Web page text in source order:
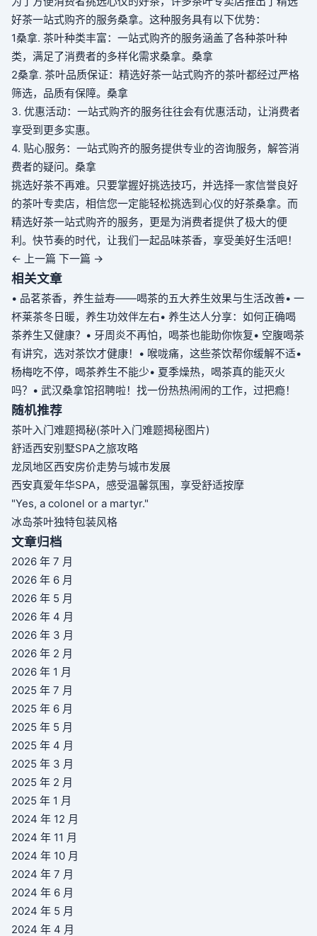
好茶一站式购齐的服务桑拿。这种服务具有以下优势：
1桑拿. 茶叶种类丰富：一站式购齐的服务涵盖了各种茶叶种
类，满足了消费者的多样化需求桑拿。 桑拿
2桑拿. 茶叶品质保证：精选好茶一站式购齐的茶叶都经过严格
筛选，品质有保障。 桑拿
3. 优惠活动：一站式购齐的服务往往会有优惠活动，让消费者
享受到更多实惠。
4. 贴心服务：一站式购齐的服务提供专业的咨询服务，解答消
费者的疑问。 桑拿
挑选好茶不再难。只要掌握好挑选技巧，并选择一家信誉良好
的茶叶专卖店，相信您一定能轻松挑选到心仪的好茶桑拿。而
精选好茶一站式购齐的服务，更是为消费者提供了极大的便
利。快节奏的时代，让我们一起品味茶香，享受美好生活吧！
← 上一篇 下一篇 →
相关文章
• 品茗茶香，养生益寿——喝茶的五大养生效果与生活改善• 一
杯莱茶冬日暖，养生功效伴左右• 养生达人分享：如何正确喝
茶养生又健康？ • 牙周炎不再怕，喝茶也能助你恢复• 空腹喝茶
有讲究，选对茶饮才健康！
• 喉咙痛，这些茶饮帮你缓解不适•
杨梅吃不停，喝茶养生不能少• 夏季燥热，喝茶真的能灭火
吗？ • 武汉桑拿馆招聘啦！找一份热热闹闹的工作，过把瘾！
随机推荐
茶叶入门难题揭秘(茶叶入门难题揭秘图片)
舒适西安别墅SPA之旅攻略
龙凤地区西安房价走势与城市发展
西安真爱年华SPA，感受温馨氛围，享受舒适按摩
"Yes, a colonel or a martyr."
冰岛茶叶独特包装风格
文章归档
2026 年 7 月
2026 年 6 月
2026 年 5 月
2026 年 4 月
2026 年 3 月
2026 年 2 月
2026 年 1 月
2025 年 7 月
2025 年 6 月
2025 年 5 月
2025 年 4 月
2025 年 3 月
2025 年 2 月
2025 年 1 月
2024 年 12 月
2024 年 11 月
2024 年 10 月
2024 年 7 月
2024 年 6 月
2024 年 5 月
2024 年 4 月